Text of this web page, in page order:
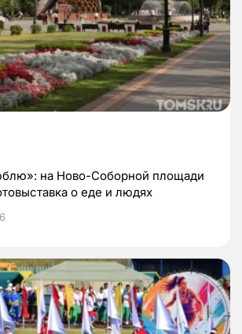
на Ново-Соборной площади
о еде и людях